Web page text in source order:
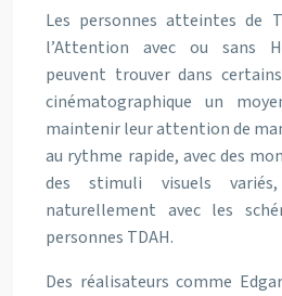
Les personnes atteintes de
l’Attention avec ou sans
peuvent trouver dans
cinématographique un
maintenir leur attention de
au rythme rapide, avec des
des stimuli visuels
naturellement avec les
personnes TDAH.
Des réalisateurs comme